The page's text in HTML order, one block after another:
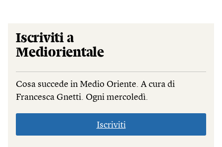
Iscriviti a
Mediorientale
Cosa succede in Medio Oriente. A cura di
Francesca Gnetti. Ogni mercoledì.
Iscriviti